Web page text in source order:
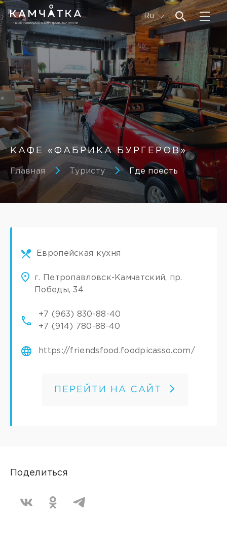
Ru
КАФЕ «ФАБРИКА БУРГЕРОВ»
Главная Туристу Где поесть
Европейская кухня
г. Петропавловск-Камчатский, пр.
Победы, 34
+7 (963) 830-88-40
+7 (914) 780-88-40
https://friendsfood.foodpicasso.com/
ПЕРЕЙТИ НА САЙТ
Поделиться